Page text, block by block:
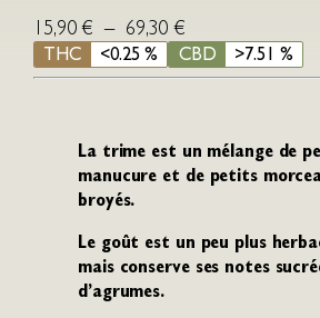
15,90€ – 69,30€
l
a
d
r
i
THC <0.25 % CBD >7.51 %
La trime est un mélange de
manucure et de petits
broyés.
Le goût est un peu plus
mais conserve ses notes
d’agrumes.